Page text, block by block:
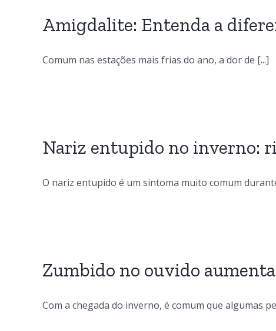
Amigdalite: Entenda a
Comum nas estações mais frias do ano, a dor de [...]
Nariz entupido no inverno:
O nariz entupido é um sintoma muito comum
Zumbido no ouvido
Com a chegada do inverno, é comum que algumas